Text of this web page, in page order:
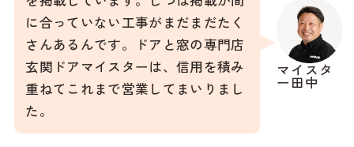
マイスタ
ー田中
に合っていない工事がまだまだたく
さんあるんです。ドアと窓の専門店
玄関ドアマイスターは、信用を積み
重ねてこれまで営業してまいりまし
た。